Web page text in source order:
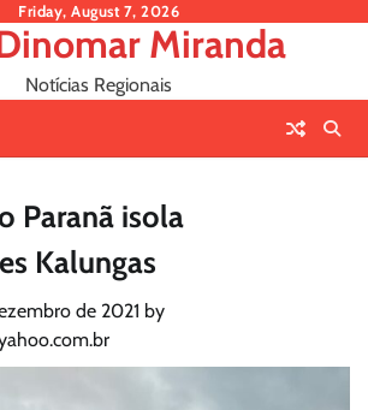
Friday, August 7, 2026
Miranda
Notícias Regionais
Paranã isola
Kalungas
de 2021 by